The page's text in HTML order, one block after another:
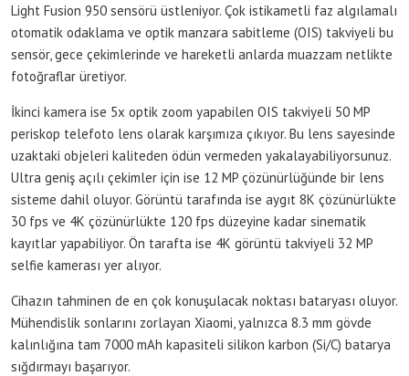
Light Fusion 950 sensörü üstleniyor. Çok istikametli faz algılamalı
otomatik odaklama ve optik manzara sabitleme (OIS) takviyeli bu
sensör, gece çekimlerinde ve hareketli anlarda muazzam netlikte
fotoğraflar üretiyor.
İkinci kamera ise 5x optik zoom yapabilen OIS takviyeli 50 MP
periskop telefoto lens olarak karşımıza çıkıyor. Bu lens sayesinde
uzaktaki objeleri kaliteden ödün vermeden yakalayabiliyorsunuz.
Ultra geniş açılı çekimler için ise 12 MP çözünürlüğünde bir lens
sisteme dahil oluyor. Görüntü tarafında ise aygıt 8K çözünürlükte
30 fps ve 4K çözünürlükte 120 fps düzeyine kadar sinematik
kayıtlar yapabiliyor. Ön tarafta ise 4K görüntü takviyeli 32 MP
selfie kamerası yer alıyor.
Cihazın tahminen de en çok konuşulacak noktası bataryası oluyor.
Mühendislik sonlarını zorlayan Xiaomi, yalnızca 8.3 mm gövde
kalınlığına tam 7000 mAh kapasiteli silikon karbon (Si/C) batarya
sığdırmayı başarıyor.